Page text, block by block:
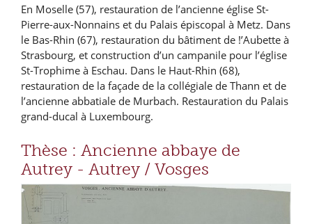
En Moselle (57), restauration de l’ancienne église St-
Pierre-aux-Nonnains et du Palais épiscopal à Metz. Dans
le Bas-Rhin (67), restauration du bâtiment de !’Aubette à
Strasbourg, et construction d’un campanile pour l’église
St-Trophime à Eschau. Dans le Haut-Rhin (68),
restauration de la façade de la collégiale de Thann et de
l’ancienne abbatiale de Murbach. Restauration du Palais
grand-ducal à Luxembourg.
Thèse : Ancienne abbaye de
Autrey - Autrey / Vosges